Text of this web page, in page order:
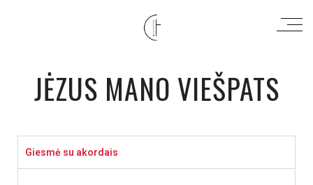
JĖZUS MANO VIEŠPATS
Giesmė su akordais